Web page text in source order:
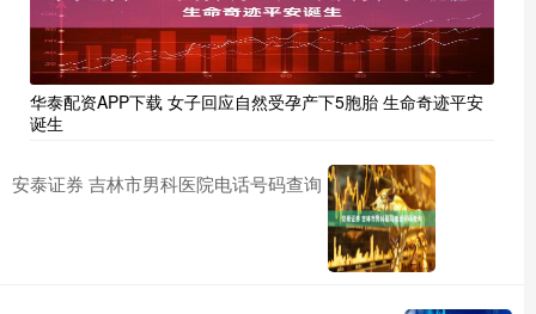
华泰配资APP下载 女子回应自然受孕产下5胞胎 生命奇迹平安
诞生
安泰证券 吉林市男科医院电话号码查询